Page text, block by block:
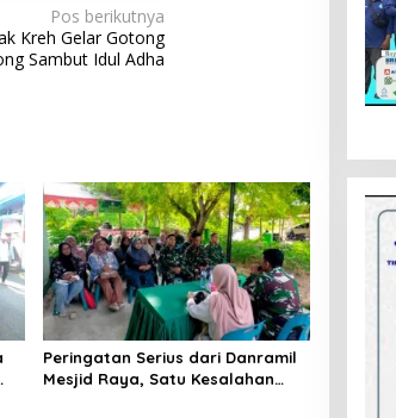
Pos berikutnya
Kreh Gelar Gotong
Sambut Idul Adha
Peringatan Serius dari Danramil
Mesjid Raya, Satu Kesalahan